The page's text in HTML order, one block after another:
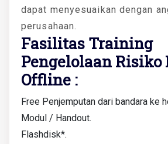
dapat menyesuaikan dengan
perusahaan.
Fasilitas Training
Pengelolaan Risiko
Offline :
Free Penjemputan dari bandara ke
Modul / Handout.
Flashdisk*.